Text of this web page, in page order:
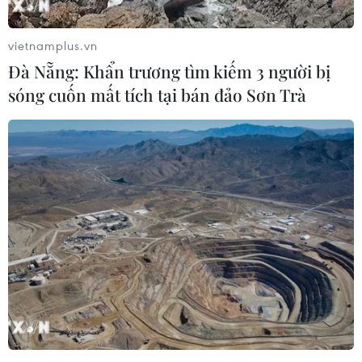
Lở đất tại Philippines khiến ít nhất 4
người thiệt mạng
06/08/2026 15:06
Trung Quốc thử nghiệm tuyến tàu
cao tốc xuyên vùng đất đóng băng
vĩnh cửu
06/08/2026 12:35
Trung Quốc vận hành giàn phát điện
gió nổi đầu tiên chịu được bão cấp 17
06/08/2026 11:20
Hàn Quốc xác nhận Triều Tiên
vietnamplus.vn
Đà Nẵng: Khẩn trương tìm kiếm 3 người bị
sóng cuốn mất tích tại bán đảo Sơn Trà